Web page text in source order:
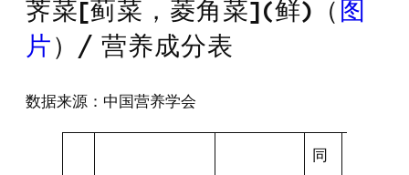
荠菜[蓟菜，菱角菜](鲜)（ 图
片 ）/ 营养成分表
数据来源：中国营养学会
同